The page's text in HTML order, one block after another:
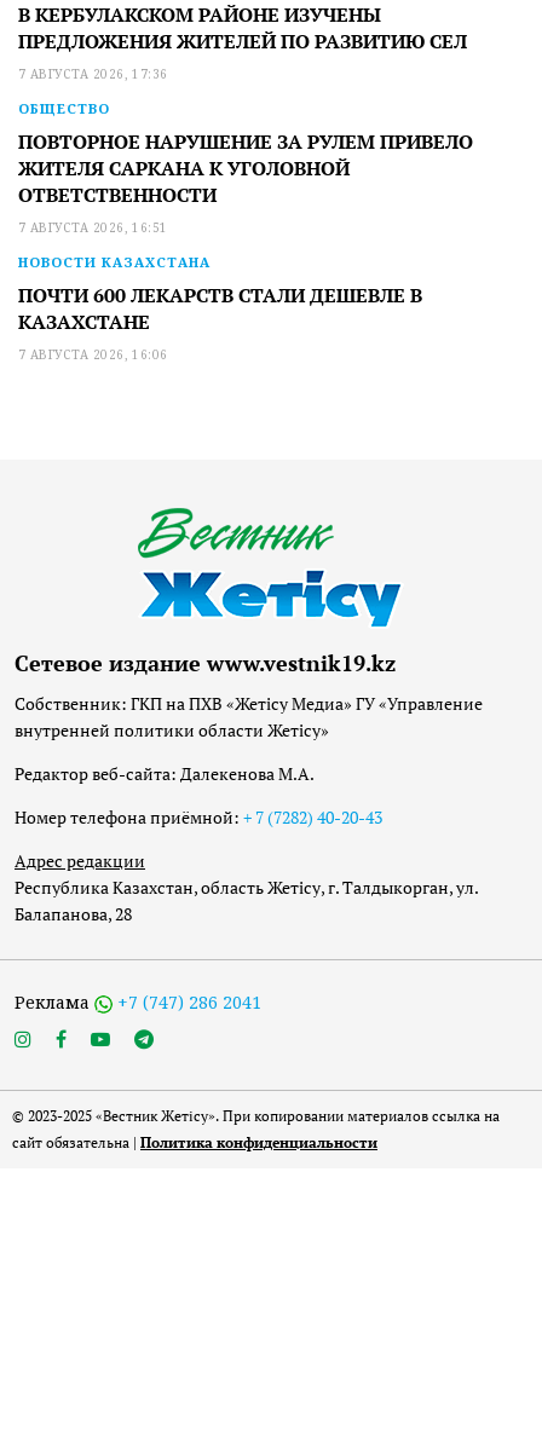
В КЕРБУЛАКСКОМ РАЙОНЕ ИЗУЧЕНЫ
ПРЕДЛОЖЕНИЯ ЖИТЕЛЕЙ ПО РАЗВИТИЮ СЕЛ
7 АВГУСТА 2026, 17:36
ОБЩЕСТВО
ПОВТОРНОЕ НАРУШЕНИЕ ЗА РУЛЕМ ПРИВЕЛО
ЖИТЕЛЯ САРКАНА К УГОЛОВНОЙ
ОТВЕТСТВЕННОСТИ
7 АВГУСТА 2026, 16:51
НОВОСТИ КАЗАХСТАНА
ПОЧТИ 600 ЛЕКАРСТВ СТАЛИ ДЕШЕВЛЕ В
КАЗАХСТАНЕ
7 АВГУСТА 2026, 16:06
Сетевое издание www.vestnik19.kz
Собственник: ГКП на ПХВ «Жетісу Медиа» ГУ «Управление
внутренней политики области Жетісу»
Редактор веб-сайта: Далекенова М.А.
Номер телефона приёмной: + 7 (7282) 40-20-43
Адрес редакции
Республика Казахстан, область Жетісу, г. Талдыкорган, ул.
Балапанова, 28
Реклама +7 (747) 286 2041
© 2023-2025 «Вестник Жетісу». При копировании материалов ссылка на
сайт обязательна | Политика конфиденциальности